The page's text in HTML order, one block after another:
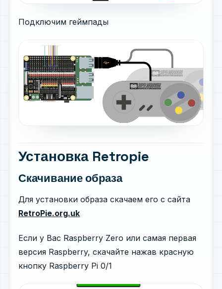
Подключим геймпады
Установка Retropie
Скачивание образа
Для установки образа скачаем его с сайта
RetroPie.org.uk
Если у Вас Raspberry Zero или самая первая
версия Raspberry, скачайте нажав красную
кнопку Raspberry Pi 0/1